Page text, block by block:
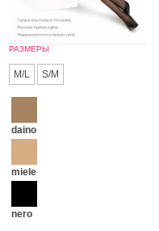
РАЗМЕРЫ
M/L S/M
daino
miele
nero